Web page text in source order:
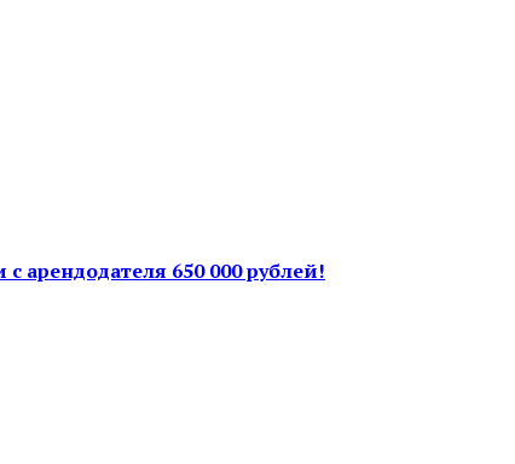
арендодателя 650 000 рублей!